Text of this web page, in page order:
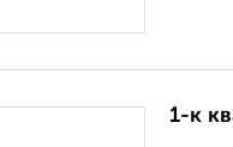
1-к